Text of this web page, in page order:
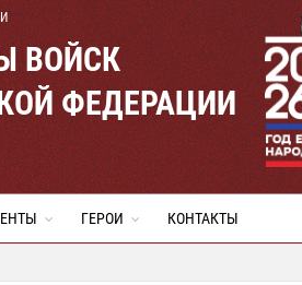
ВОЙСК
ФЕДЕРАЦИИ
ГЕРОИ КОНТАКТЫ